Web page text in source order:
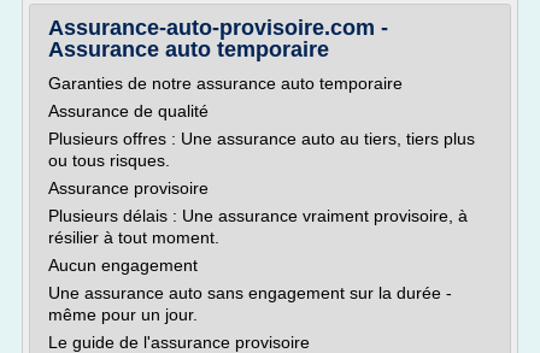
Assurance-auto-provisoire.com -
Assurance auto temporaire
Garanties de notre assurance auto temporaire
Assurance de qualité
Plusieurs offres : Une assurance auto au tiers, tiers plus
ou tous risques.
Assurance provisoire
Plusieurs délais : Une assurance vraiment provisoire, à
résilier à tout moment.
Aucun engagement
Une assurance auto sans engagement sur la durée -
même pour un jour.
Le guide de l'assurance provisoire